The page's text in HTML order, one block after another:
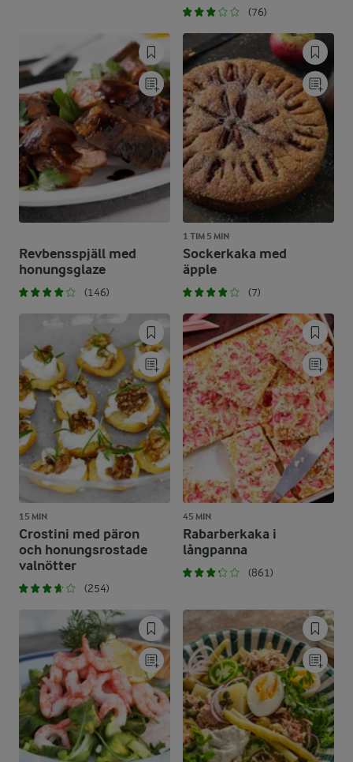
(76)
Revbensspjäll med
honungsglaze
(146)
1 TIM 5 MIN
Sockerkaka med
äpple
(7)
15 MIN
Crostini med päron
och honungsrostade
valnötter
(254)
45 MIN
Rabarberkaka i
långpanna
(861)